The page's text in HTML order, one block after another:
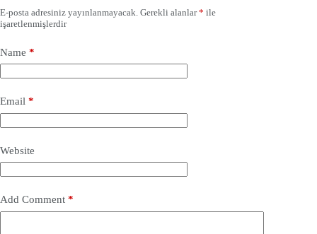
E-posta adresiniz yayınlanmayacak. Gerekli alanlar* ile
işaretlenmişlerdir
Name *
Email *
Website
Add Comment *